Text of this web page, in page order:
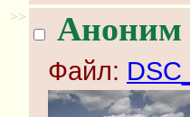
>> Аноним
Файл: